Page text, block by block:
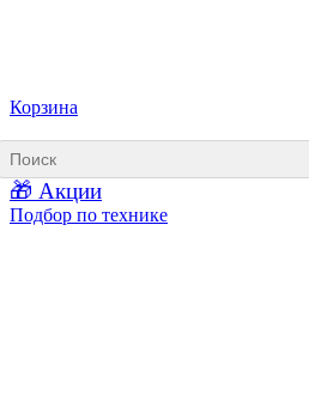
Корзина
🎁 Акции
Подбор по технике